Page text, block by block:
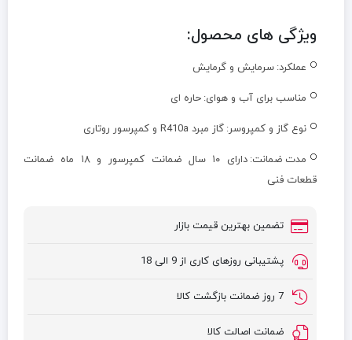
ویژگی های محصول:
عملکرد: سرمايش و گرمایش
مناسب برای آب و هوای: حاره ای
نوع گاز و کمپروسر: گاز مبرد R410a و کمپرسور روتاری
مدت ضمانت:
دارای ۱۰ سال ضمانت کمپرسور و ۱۸ ماه ضمانت
قطعات فنی
تضمین بهترین قیمت بازار
پشتیبانی روزهای کاری از 9 الی 18
7 روز ضمانت بازگشت کالا
ضمانت اصالت کالا